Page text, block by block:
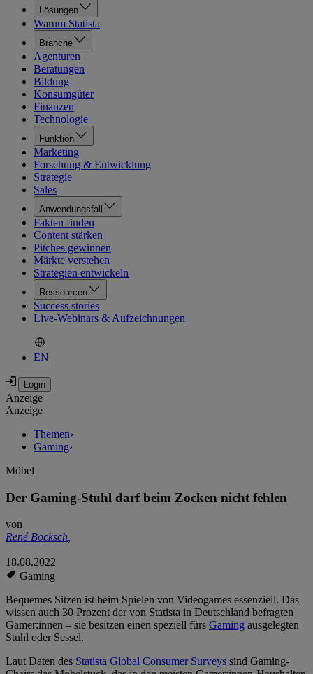
Lösungen
Warum Statista
Branche
Agenturen
Beratungen
Bildung
Konsumgüter
Finanzen
Technologie
Funktion
Marketing
Forschung & Entwicklung
Strategie
Sales
Anwendungsfall
Fakten finden
Content stärken
Pitches gewinnen
Märkte verstehen
Strategien entwickeln
Ressourcen
Success stories
Live-Webinars & Aufzeichnungen
EN
Anzeige
Anzeige
Themen›
Gaming›
Möbel
Der Gaming-Stuhl darf beim Zocken nicht fehlen
von
René Bocksch,
18.08.2022
Gaming
Bequemes Sitzen ist beim Spielen von Videogames essenziell. Das
wissen auch 30 Prozent der von Statista in Deutschland befragten
Gamer:innen – sie besitzen einen speziell fürs Gaming ausgelegten
Stuhl oder Sessel.
Laut Daten des Statista Global Consumer Surveys sind Gaming-